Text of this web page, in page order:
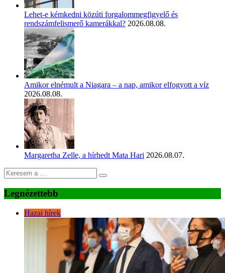
Lehet-e kémkedni közúti forgalommegfigyelő és
rendszámfelismerő kamerákkal? 2026.08.08.
Amikor elnémult a Niagara – a nap, amikor elfogyott a víz
2026.08.08.
Margaretha Zelle, a hírhedt Mata Hari 2026.08.07.
Legnézettebb
Hazai hírek